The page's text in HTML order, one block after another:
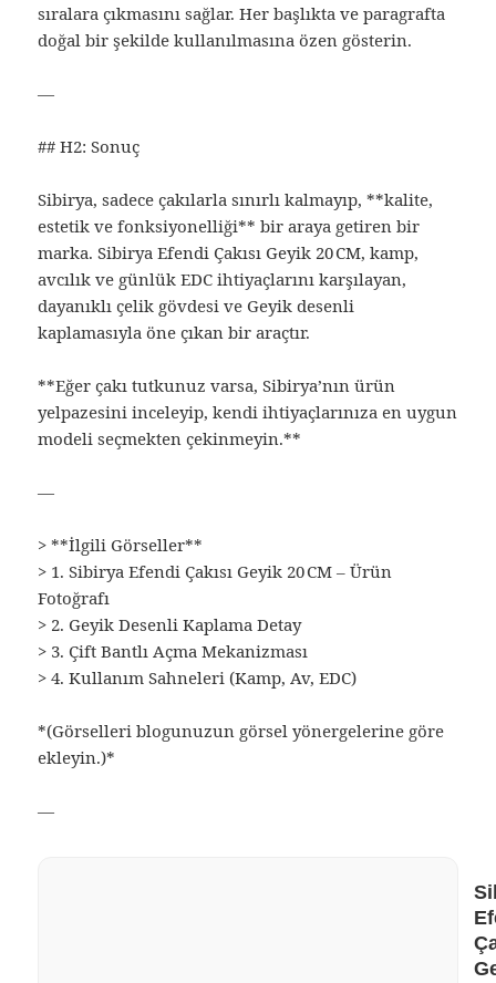
sıralara çıkmasını sağlar. Her başlıkta ve paragrafta
doğal bir şekilde kullanılmasına özen gösterin.
—
## H2: Sonuç
Sibirya, sadece çakılarla sınırlı kalmayıp, **kalite,
estetik ve fonksiyonelliği** bir araya getiren bir
marka. Sibirya Efendi Çakısı Geyik 20 CM, kamp,
avcılık ve günlük EDC ihtiyaçlarını karşılayan,
dayanıklı çelik gövdesi ve Geyik desenli
kaplamasıyla öne çıkan bir araçtır.
**Eğer çakı tutkunuz varsa, Sibirya’nın ürün
yelpazesini inceleyip, kendi ihtiyaçlarınıza en uygun
modeli seçmekten çekinmeyin.**
—
> **İlgili Görseller**
> 1. Sibirya Efendi Çakısı Geyik 20 CM – Ürün
Fotoğrafı
> 2. Geyik Desenli Kaplama Detay
> 3. Çift Bantlı Açma Mekanizması
> 4. Kullanım Sahneleri (Kamp, Av, EDC)
*(Görselleri blogunuzun görsel yönergelerine göre
ekleyin.)*
—